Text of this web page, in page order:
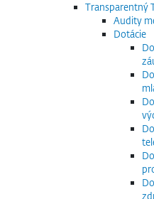
Transparentný
Audity
Dotácie